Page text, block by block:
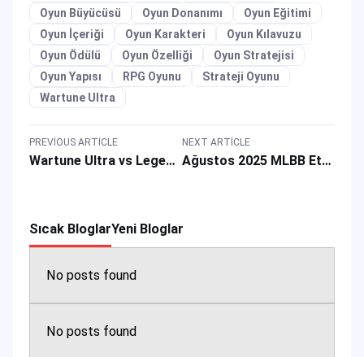
Oyun Büyücüsü
Oyun Donanımı
Oyun Eğitimi
Oyun İçeriği
Oyun Karakteri
Oyun Kılavuzu
Oyun Ödülü
Oyun Özelliği
Oyun Stratejisi
Oyun Yapısı
RPG Oyunu
Strateji Oyunu
Wartune Ultra
PREVIOUS ARTICLE
Wartune Ultra vs Legend Online: Fantezi MMORPG Oyun Karşılaştırma İnceleme Rehberi
NEXT ARTICLE
Ağustos 2025 MLBB Etkinlik Takvimi: Oyun Tanıtımları, Ödüller & Kahraman Skin’leri
Sıcak BloglarYeni Bloglar
No posts found
No posts found